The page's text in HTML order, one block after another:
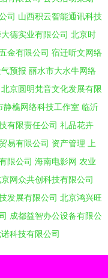
司 山西积云智能通讯科技
德实业有限公司 北京时
金有限公司 宿迁听文网络
预报 丽水市大水牛网络
北京圆明梵音文化发展有限
静樵网络科技工作室 临沂
有限责任公司 礼品花卉
易有限公司 资产管理
上
限公司 海南电影网 农业
网众共创科技有限公司
发展有限公司 北京鸿兴旺
成都益智办公设备有限公
科技有限公司